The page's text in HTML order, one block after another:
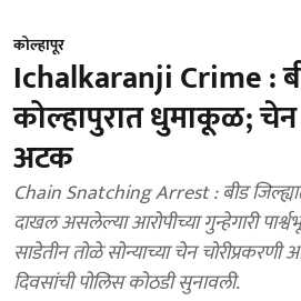
कोल्हापूर
Ichalkaranji Crime :
कोल्हापुरात धुमाकूळ;
अटक
Chain Snatching Arrest : बीड जिल्ह्यात यापूर्वी ९ गंभीर गुन्हे
दाखल असलेल्या आरोपीच्या गुन्हेगारी
साडेतीन तोळे सोन्याच्या चेन चोरीप्रकरणी
दिवसांची पोलिस कोठडी सुनावली.